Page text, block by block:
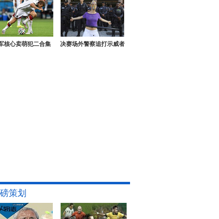
核心卖萌犯二合集 决赛场外警察追打示威者
策划